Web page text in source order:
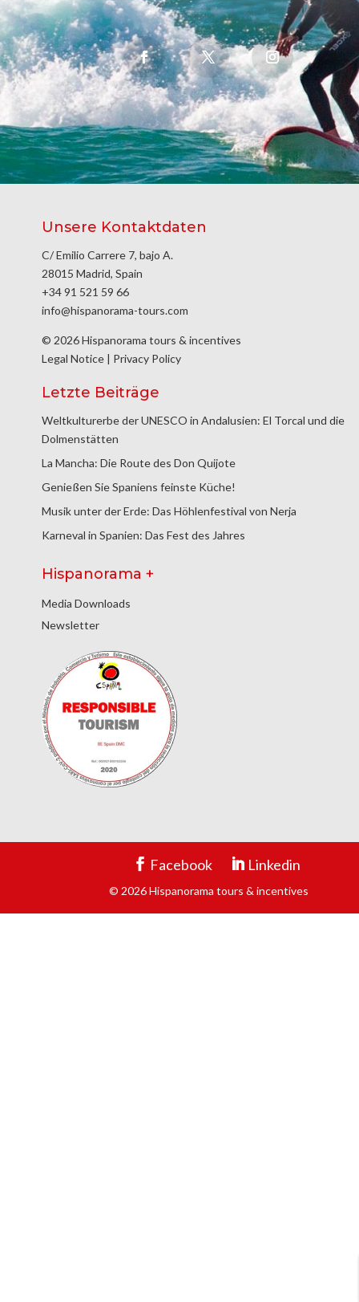
Unsere Kontaktdaten
C/ Emilio Carrere 7, bajo A.
28015 Madrid, Spain
+34 91 521 59 66
info@hispanorama-tours.com
© 2026 Hispanorama tours & incentives
Legal Notice | Privacy Policy
Letzte Beiträge
Weltkulturerbe der UNESCO in Andalusien: El Torcal und die
Dolmenstätten
La Mancha: Die Route des Don Quijote
Genießen Sie Spaniens feinste Küche!
Musik unter der Erde: Das Höhlenfestival von Nerja
Karneval in Spanien: Das Fest des Jahres
Hispanorama +
Media Downloads
Newsletter
Facebook Linkedin
© 2026 Hispanorama tours & incentives